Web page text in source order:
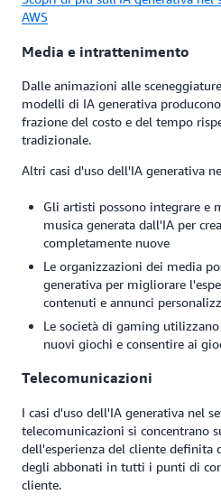
AWS
Media e intrattenimento
Dalle animazioni alle
modelli di IA generativa
frazione del costo e del tempo
tradizionale.
Altri casi d'uso dell'IA generativa
Gli artisti possono integrare e
musica generata dall'IA per
completamente nuove
Le organizzazioni dei media
generativa per migliorare
contenuti e annunci
Le società di gaming
nuovi giochi e consentire ai
Telecomunicazioni
I casi d'uso dell'IA generativa nel
telecomunicazioni si concentrano
dell'esperienza del cliente definita
degli abbonati in tutti i punti di
cliente.